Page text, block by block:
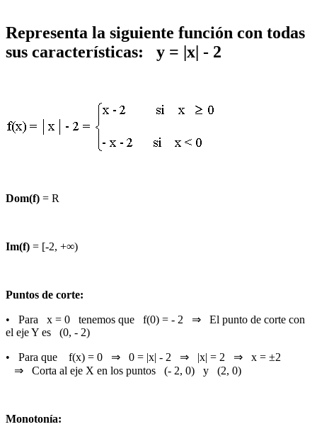
Representa la siguiente función con todas
sus características: y = |x| - 2
Dom(f) = R
Im(f) = [-2, +∞)
Puntos de corte:
• Para x = 0 tenemos que f(0) = - 2 ⇒ El punto de corte con
el eje Y es (0, - 2)
• Para que f(x) = 0 ⇒ 0 = |x| - 2 ⇒ |x| = 2 ⇒ x = ±2
⇒ Corta al eje X en los puntos (- 2, 0) y (2, 0)
Monotonía: